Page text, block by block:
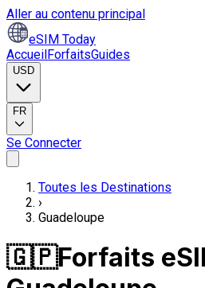
Aller au contenu principal
eSIM Today
AccueilForfaitsGuides
USD
FR
Se Connecter
Toutes les Destinations
›
Guadeloupe
🇬🇵Forfaits